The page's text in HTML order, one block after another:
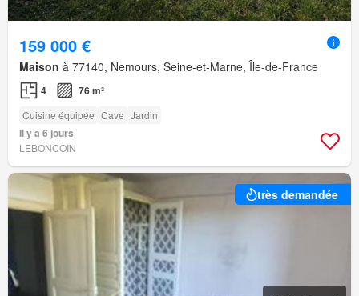
159 000 €
Maison à 77140, Nemours, Seine-et-Marne, Île-de-France
4 76 m²
Cuisine équipée Cave Jardin
Il y a 6 jours
LEBONCOIN
très demandée